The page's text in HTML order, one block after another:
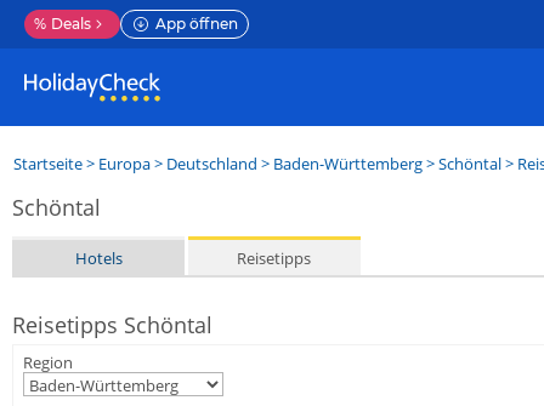
% Deals App öffnen
Startseite> Europa> Deutschland > Baden-Württemberg>Schöntal>
Schöntal
Hotels Reisetipps
Reisetipps Schöntal
Region